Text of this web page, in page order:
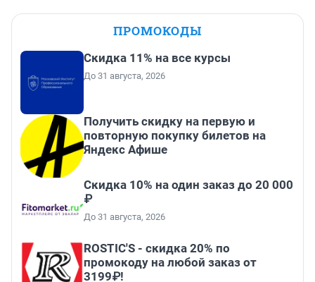
ПРОМОКОДЫ
Скидка 11% на все курсы
До 31 августа, 2026
Получить скидку на первую и
повторную покупку билетов на
Яндекс Афише
Скидка 10% на один заказ до 20 000
₽
До 31 августа, 2026
ROSTIC'S - скидка 20% по
промокоду на любой заказ от
3199₽!